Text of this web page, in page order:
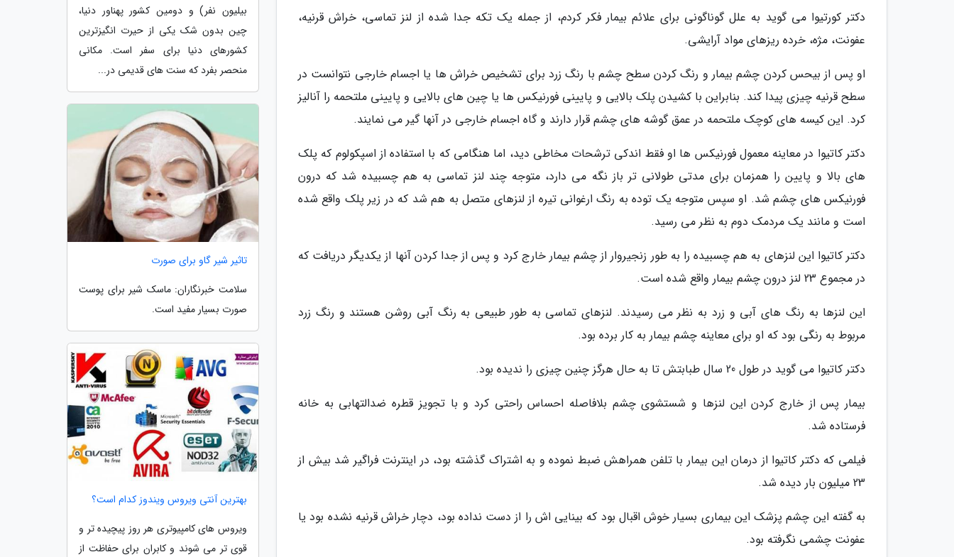
دکتر کورتیوا می گوید به علل گوناگونی برای علائم بیمار فکر کردم، از جمله یک تکه جدا شده از لنز تماسی، خراش قرنیه،
عفونت، مژه، خرده ریزهای مواد آرایشی.
او پس از بیحس کردن چشم بیمار و رنگ کردن سطح چشم با رنگ زرد برای تشخیص خراش ها یا اجسام خارجی نتوانست در
سطح قرنیه چیزی پیدا کند. بنابراین با کشیدن پلک بالایی و پایینی فورنیکس ها یا چین های بالایی و پایینی ملتحمه را آنالیز
کرد. این کیسه های کوچک ملتحمه در عمق گوشه های چشم قرار دارند و گاه اجسام خارجی در آنها گیر می نمایند.
دکتر کاتیوا در معاینه معمول فورنیکس ها او فقط اندکی ترشحات مخاطی دید، اما هنگامی که با استفاده از اسپکولوم که پلک
های بالا و پایین را همزمان برای مدتی طولانی تر باز نگه می دارد، متوجه چند لنز تماسی به هم چسبیده شد که درون
فورنیکس های چشم شد. او سپس متوجه یک توده به رنگ ارغوانی تیره از لنزهای متصل به هم شد که در زیر پلک واقع شده
است و مانند یک مردمک دوم به نظر می رسید.
دکتر کاتیوا این لنزهای به هم چسبیده را به طور زنجیروار از چشم بیمار خارج کرد و پس از جدا کردن آنها از یکدیگر دریافت که
در مجموع 23 لنز درون چشم بیمار واقع شده است.
این لنزها به رنگ های آبی و زرد به نظر می رسیدند. لنزهای تماسی به طور طبیعی به رنگ آبی روشن هستند و رنگ زرد
مربوط به رنگی بود که او برای معاینه چشم بیمار به کار برده بود.
دکتر کاتیوا می گوید در طول 20 سال طبابتش تا به حال هرگز چنین چیزی را ندیده بود.
بیمار پس از خارج کردن این لنزها و شستشوی چشم بلافاصله احساس راحتی کرد و با تجویز قطره ضدالتهابی به خانه
فرستاده شد.
فیلمی که دکتر کاتیوا از درمان این بیمار با تلفن همراهش ضبط نموده و به اشتراک گذشته بود، در اینترنت فراگیر شد بیش از
23 میلیون بار دیده شد.
به گفته این چشم پزشک این بیماری بسیار خوش اقبال بود که بینایی اش را از دست نداده بود، دچار خراش قرنیه نشده بود یا
عفونت چشمی نگرفته بود.
بیلیون نفر) و دومین کشور پهناور دنیا،
چین بدون شک یکی از حیرت انگیزترین
کشورهای دنیا برای سفر است. مکانی
منحصر بفرد که سنت های قدیمی در...
تاثیر شیر گاو برای صورت
سلامت خبرنگاران: ماسک شیر برای پوست
صورت بسیار مفید است.
بهترین آنتی ویروس ویندوز کدام است؟
ویروس های کامپیوتری هر روز پیچیده تر و
قوی تر می شوند و کابران برای حفاظت از